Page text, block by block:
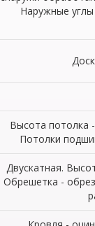
Наружные
Высота потолка
Потолки
Двускатная.
Обрешетка -